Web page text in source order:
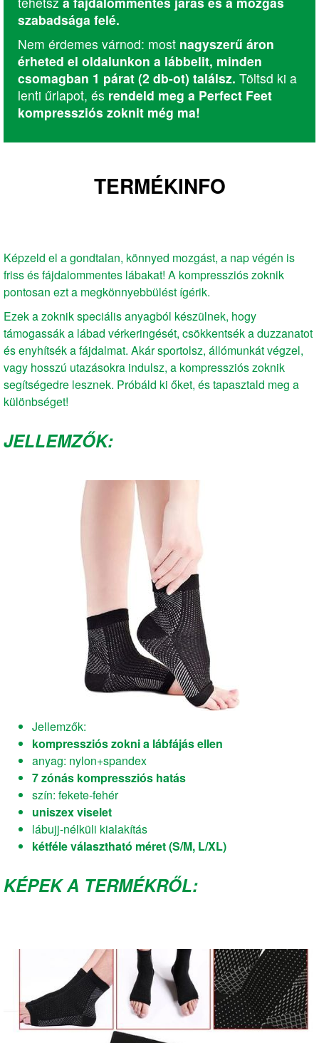
szabadsága felé.
Nem érdemes várnod: most nagyszerű áron
érheted el oldalunkon a lábbelit, minden
csomagban 1 párat (2 db-ot) találsz. Töltsd ki a
lenti űrlapot, és rendeld meg a Perfect Feet
kompressziós zoknit még ma!
TERMÉKINFO
Képzeld el a gondtalan, könnyed mozgást, a nap végén is
friss és fájdalommentes lábakat! A kompressziós zoknik
pontosan ezt a megkönnyebbülést ígérik.
Ezek a zoknik speciális anyagból készülnek, hogy
támogassák a lábad vérkeringését, csökkentsék a duzzanatot
és enyhítsék a fájdalmat. Akár sportolsz, állómunkát végzel,
vagy hosszú utazásokra indulsz, a kompressziós zoknik
segítségedre lesznek. Próbáld ki őket, és tapasztald meg a
különbséget!
JELLEMZŐK:
Jellemzők:
kompressziós zokni a lábfájás ellen
anyag: nylon+spandex
7 zónás kompressziós hatás
szín: fekete-fehér
uniszex viselet
lábujj-nélküli kialakítás
kétféle választható méret (S/M, L/XL)
KÉPEK A TERMÉKRŐL: